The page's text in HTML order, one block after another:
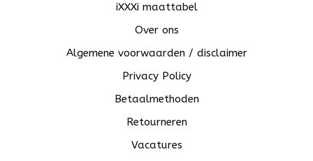
iXXXi maattabel
Over ons
Algemene voorwaarden / disclaimer
Privacy Policy
Betaalmethoden
Retourneren
Vacatures